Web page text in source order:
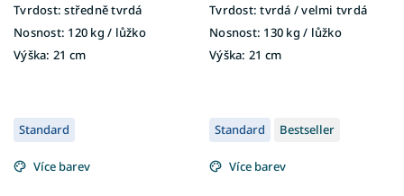
Tvrdost: středně tvrdá
Nosnost: 120 kg​​​​​ / lůžko
Výška: 21 cm
Tvrdost: tvrdá / velmi tvrdá
Nosnost: 130 kg​​​​​ / lůžko
Výška: 21 cm
Standard
Více barev
Standard Bestseller
Více barev